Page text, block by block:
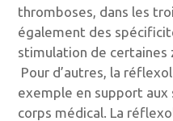
thromboses, dans les
également des
stimulation de certaines
Pour d’autres, la
exemple en support aux
corps médical. La